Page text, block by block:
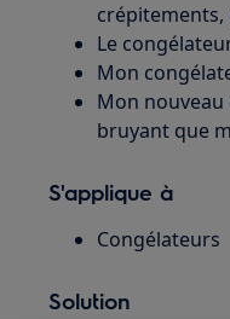
Le
Mon
Mon
bruyant que
S'applique à
Congélateurs
Solution